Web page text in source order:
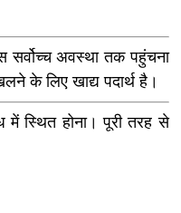
सर्वोच्च अवस्था तक पहुंचना
के लिए खाद्य पदार्थ है।
में स्थित होना। पूरी तरह से